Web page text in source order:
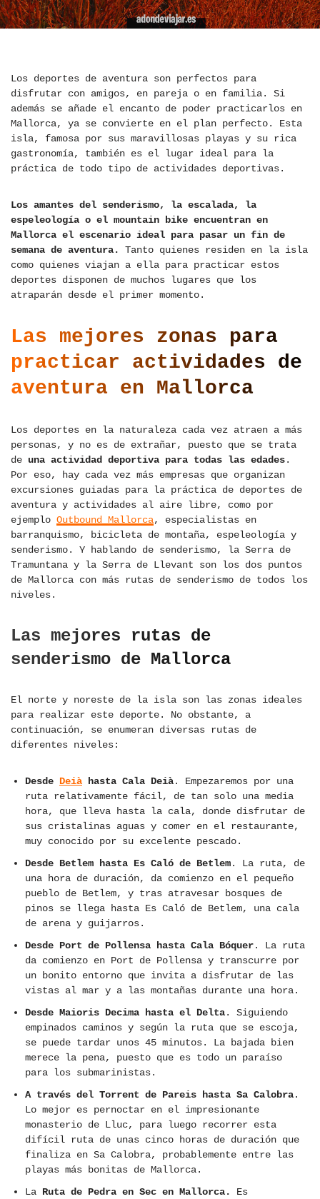
Los deportes de aventura son perfectos para
disfrutar con amigos, en pareja o en familia. Si
además se añade el encanto de poder practicarlos en
Mallorca, ya se convierte en el plan perfecto. Esta
isla, famosa por sus maravillosas playas y su rica
gastronomía, también es el lugar ideal para la
práctica de todo tipo de actividades deportivas.
Los amantes del senderismo, la escalada, la
espeleología o el mountain bike encuentran en
Mallorca el escenario ideal para pasar un fin de
semana de aventura.
Tanto quienes residen en la isla
como quienes viajan a ella para practicar estos
deportes disponen de muchos lugares que los
atraparán desde el primer momento.
Las mejores zonas para
practicar actividades de
aventura en Mallorca
Los deportes en la naturaleza cada vez atraen a más
personas, y no es de extrañar, puesto que se trata
de una actividad deportiva para todas las edades.
Por eso, hay cada vez más empresas que organizan
excursiones guiadas para la práctica de deportes de
aventura y actividades al aire libre, como por
ejemplo Outbound Mallorca, especialistas en
barranquismo, bicicleta de montaña, espeleología y
senderismo. Y hablando de senderismo, la Serra de
Tramuntana y la Serra de Llevant son los dos puntos
de Mallorca con más rutas de senderismo de todos los
niveles.
Las mejores rutas de
senderismo de Mallorca
El norte y noreste de la isla son las zonas ideales
para realizar este deporte. No obstante, a
continuación, se enumeran diversas rutas de
diferentes niveles:
Desde Deià hasta Cala Deià. Empezaremos por una
ruta relativamente fácil, de tan solo una media
hora, que lleva hasta la cala, donde disfrutar de
sus cristalinas aguas y comer en el restaurante,
muy conocido por su excelente pescado.
Desde Betlem hasta Es Caló de Betlem. La ruta, de
una hora de duración, da comienzo en el pequeño
pueblo de Betlem, y tras atravesar bosques de
pinos se llega hasta Es Caló de Betlem, una cala
de arena y guijarros.
Desde Port de Pollensa hasta Cala Bóquer. La ruta
da comienzo en Port de Pollensa y transcurre por
un bonito entorno que invita a disfrutar de las
vistas al mar y a las montañas durante una hora.
Desde Maioris Decima hasta el Delta. Siguiendo
empinados caminos y según la ruta que se escoja,
se puede tardar unos 45 minutos. La bajada bien
merece la pena, puesto que es todo un paraíso
para los submarinistas.
A través del Torrent de Pareis hasta Sa Calobra.
Lo mejor es pernoctar en el impresionante
monasterio de Lluc, para luego recorrer esta
difícil ruta de unas cinco horas de duración que
finaliza en Sa Calobra, probablemente entre las
playas más bonitas de Mallorca.
La Ruta de Pedra en Sec en Mallorca.
Es